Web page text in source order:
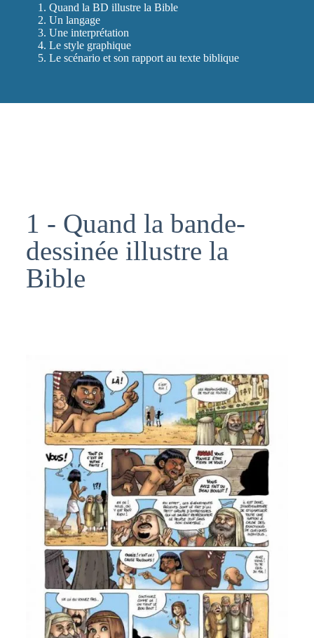
Quand la BD illustre la Bible
Un langage
Une interprétation
Le style graphique
Le scénario et son rapport au texte biblique
1 - Quand la bande-
dessinée illustre la
Bible